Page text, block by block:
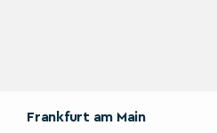
Frankfurt am Main